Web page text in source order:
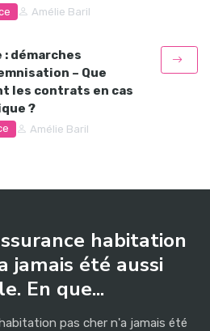
Amélie Baril
démarches
– Que
les contrats en cas
?
Amélie Baril
habitation
jamais été aussi
En que...
pas cher n'a jamais été